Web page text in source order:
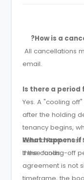
How is a
All cancellations
email.
Is there a period
Yes. A "cooling
after the holding
tenancy begins,
Refund Form
these funds.
What happens if
If the cooling-off
agreement is not
timeframe, the